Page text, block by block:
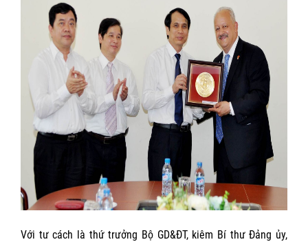
Với tư cách là thứ trưởng Bộ GD&ĐT, kiêm Bí thư Đảng ủy,